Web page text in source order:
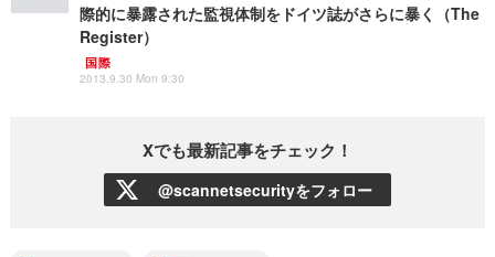
際的に暴露された監視体制をドイツ誌がさらに暴く（The
Register）
国際
2013.9.30 Mon 9:30
Xでも最新記事をチェック！
@scannetsecurityをフォロー